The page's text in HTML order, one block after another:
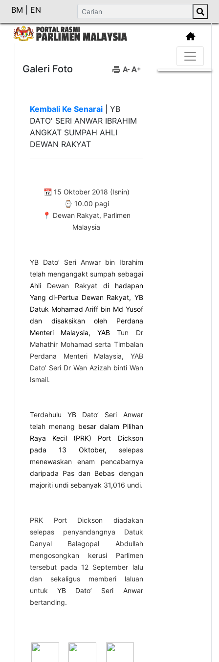
BM EN
Galeri Foto
Kembali Ke Senarai
YB
DATO' SERI ANWAR IBRAHIM
ANGKAT SUMPAH AHLI
DEWAN RAKYAT
📆15 Oktober 2018 (Isnin)
⌚ 10.00 pagi
📍 Dewan Rakyat, Parlimen
Malaysia
YB Dato’ Seri Anwar bin Ibrahim
telah mengangakt sumpah sebagai
Ahli Dewan Rakyat di hadapan
Yang di-Pertua Dewan Rakyat, YB
Datuk Mohamad Ariff bin Md Yusof
dan disaksikan oleh Perdana
Menteri Malaysia, YABTun Dr
Mahathir Mohamad serta Timbalan
Perdana Menteri Malaysia, YAB
Dato’ Seri Dr Wan Azizah binti Wan
Ismail.
Terdahulu YB Dato’ Seri Anwar
telah menang besar dalam Pilihan
Raya Kecil (PRK) Port Dickson
pada 13 Oktober, selepas
menewaskan enam pencabarnya
daripada Pas dan Bebas dengan
majoriti undi sebanyak 31,016 undi.
PRK Port Dickson diadakan
selepas penyandangnya Datuk
Danyal Balagopal Abdullah
mengosongkan kerusi Parlimen
tersebut pada 12 September lalu
dan sekaligus memberi laluan
untukYB Dato’ Seri Anwar
bertanding.